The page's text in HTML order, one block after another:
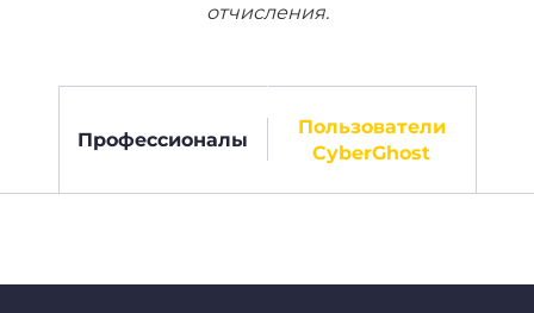
отчисления.
Профессионалы
Пользователи
CyberGhost